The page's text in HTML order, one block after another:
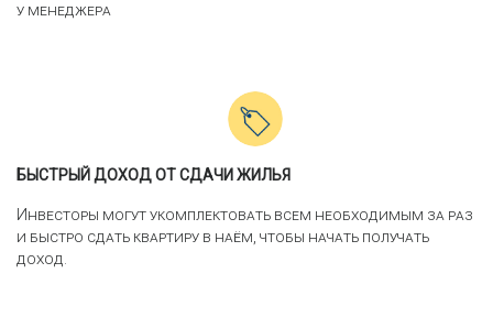
у менеджера
БЫСТРЫЙ ДОХОД ОТ СДАЧИ ЖИЛЬЯ
Инвесторы могут укомплектовать всем необходимым за раз
и быстро сдать квартиру в наём, чтобы начать получать
доход.